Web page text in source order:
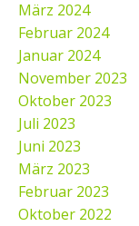
März 2024
Februar 2024
Januar 2024
November 2023
Oktober 2023
Juli 2023
Juni 2023
März 2023
Februar 2023
Oktober 2022